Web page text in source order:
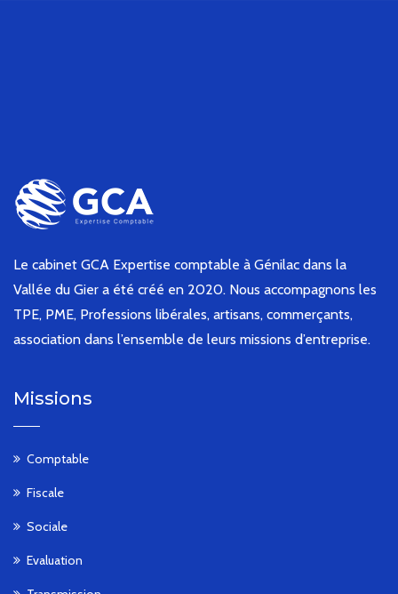
Le cabinet GCA Expertise comptable à Génilac dans la
Vallée du Gier a été créé en 2020. Nous accompagnons les
TPE, PME, Professions libérales, artisans, commerçants,
association dans l’ensemble de leurs missions d’entreprise.
Missions
Comptable
Fiscale
Sociale
Evaluation